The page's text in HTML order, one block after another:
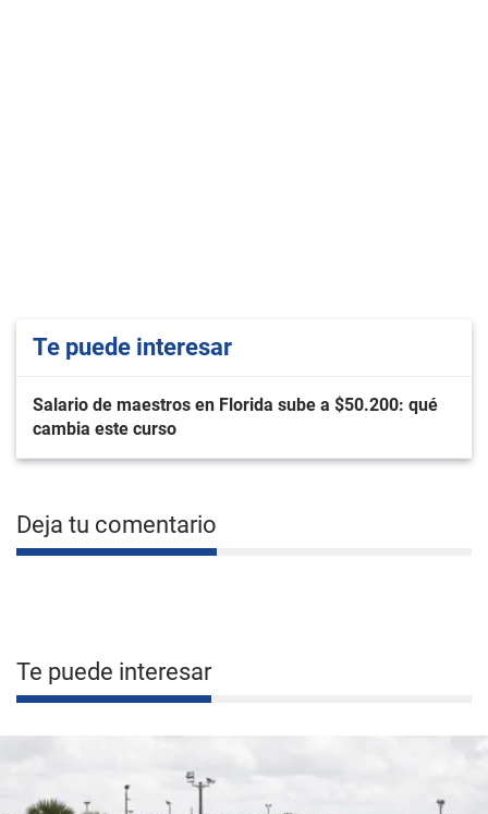
Te puede interesar
Salario de maestros en Florida sube a $50.200: qué
cambia este curso
Deja tu comentario
Te puede interesar